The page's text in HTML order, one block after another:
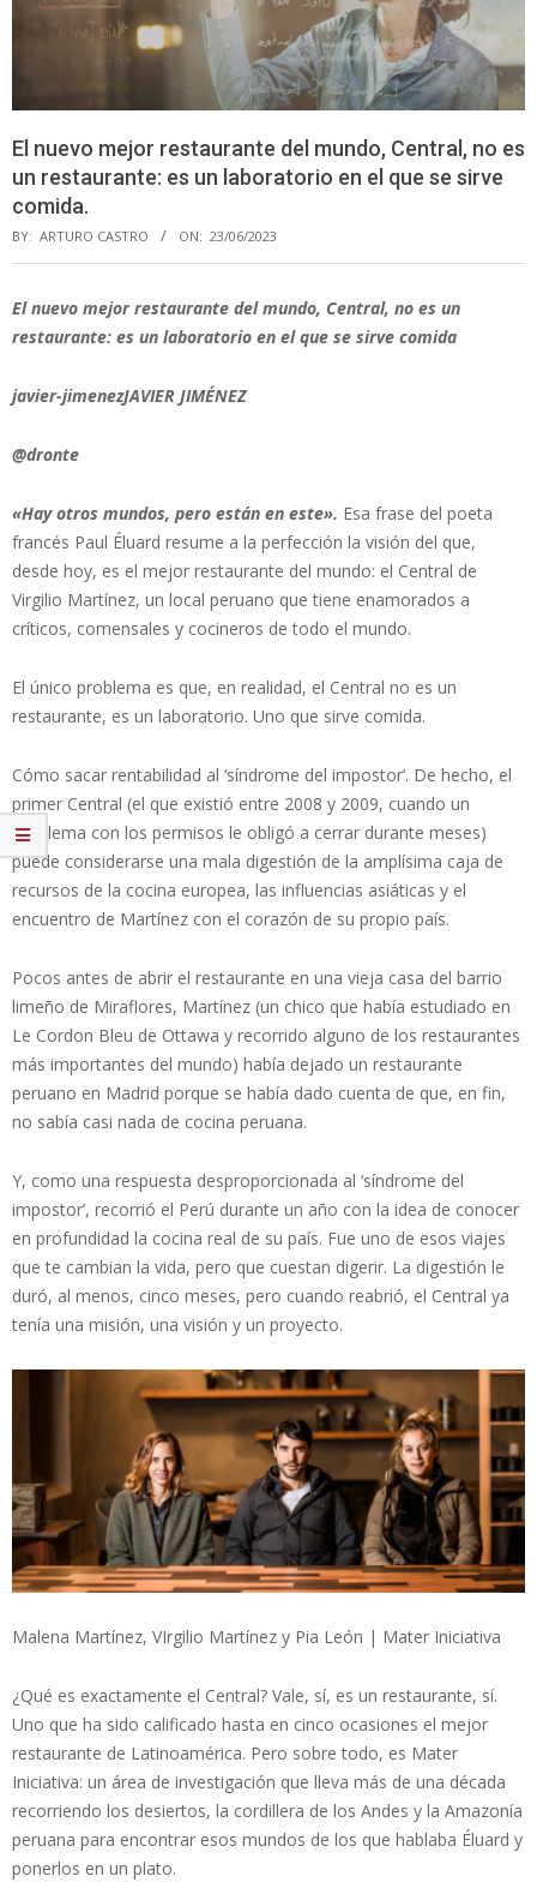
El nuevo mejor restaurante del mundo, Central, no es
un restaurante: es un laboratorio en el que se sirve
comida.
BY: ARTURO CASTRO ON: 23/06/2023
El nuevo mejor restaurante del mundo, Central, no es un
restaurante: es un laboratorio en el que se sirve comida
javier-jimenezJAVIER JIMÉNEZ
@dronte
«Hay otros mundos, pero están en este». Esa frase del poeta
francés Paul Éluard resume a la perfección la visión del que,
desde hoy, es el mejor restaurante del mundo: el Central de
Virgilio Martínez, un local peruano que tiene enamorados a
críticos, comensales y cocineros de todo el mundo.
El único problema es que, en realidad, el Central no es un
restaurante, es un laboratorio. Uno que sirve comida.
Cómo sacar rentabilidad al ‘síndrome del impostor’. De hecho, el
primer Central (el que existió entre 2008 y 2009, cuando un
problema con los permisos le obligó a cerrar durante meses)
puede considerarse una mala digestión de la amplísima caja de
recursos de la cocina europea, las influencias asiáticas y el
encuentro de Martínez con el corazón de su propio país.
Pocos antes de abrir el restaurante en una vieja casa del barrio
limeño de Miraflores, Martínez (un chico que había estudiado en
Le Cordon Bleu de Ottawa y recorrido alguno de los restaurantes
más importantes del mundo) había dejado un restaurante
peruano en Madrid porque se había dado cuenta de que, en fin,
no sabía casi nada de cocina peruana.
Y, como una respuesta desproporcionada al ‘síndrome del
impostor’, recorrió el Perú durante un año con la idea de conocer
en profundidad la cocina real de su país. Fue uno de esos viajes
que te cambian la vida, pero que cuestan digerir. La digestión le
duró, al menos, cinco meses, pero cuando reabrió, el Central ya
tenía una misión, una visión y un proyecto.
Malena Martínez, VIrgilio Martínez y Pia León | Mater Iniciativa
¿Qué es exactamente el Central? Vale, sí, es un restaurante, sí.
Uno que ha sido calificado hasta en cinco ocasiones el mejor
restaurante de Latinoamérica. Pero sobre todo, es Mater
Iniciativa: un área de investigación que lleva más de una década
recorriendo los desiertos, la cordillera de los Andes y la Amazonía
peruana para encontrar esos mundos de los que hablaba Éluard y
ponerlos en un plato.